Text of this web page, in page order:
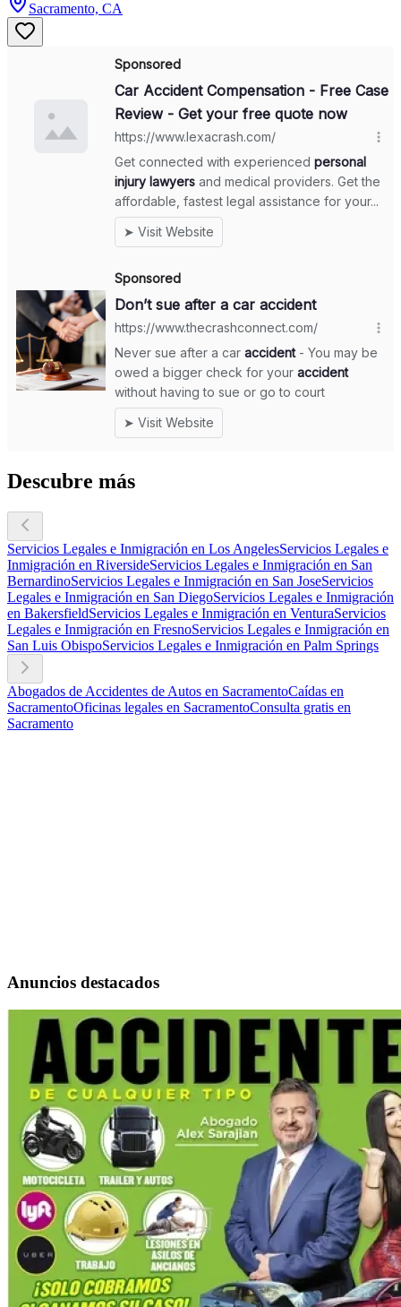
Sacramento, CA
Descubre más
Servicios Legales e Inmigración en Los AngelesServicios Legales e
Inmigración en RiversideServicios Legales e Inmigración en San
BernardinoServicios Legales e Inmigración en San JoseServicios
Legales e Inmigración en San DiegoServicios Legales e Inmigración
en BakersfieldServicios Legales e Inmigración en VenturaServicios
Legales e Inmigración en FresnoServicios Legales e Inmigración en
San Luis ObispoServicios Legales e Inmigración en Palm Springs
Abogados de Accidentes de Autos en SacramentoCaídas en
SacramentoOficinas legales en SacramentoConsulta gratis en
Sacramento
Anuncios destacados